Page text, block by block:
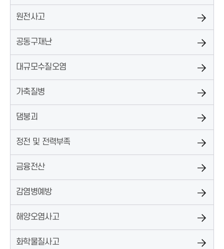
원전사고
공동구재난
대규모수질오염
가축질병
댐붕괴
정전 및 전력부족
금융전산
감염병예방
해양오염사고
화학물질사고